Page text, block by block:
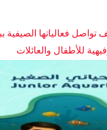
تواصل فعالياتها الصيفية
للأطفال والعائلات